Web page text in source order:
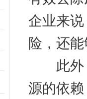
企业来
险，还
此外，
源的依